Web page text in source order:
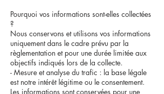
Pourquoi vos informations sont-elles collectées
?
Nous conservons et utilisons vos informations
uniquement dans le cadre prévu par la
règlementation et pour une durée limitée aux
objectifs indiqués lors de la collecte.
- Mesure et analyse du trafic : la base légale
est notre intérêt légitime ou le consentement.
Les informations sont conservées pour une